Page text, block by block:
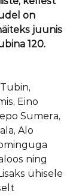
on
juunis
120.
Eino
Sumera,
Alo
ning
ühisele